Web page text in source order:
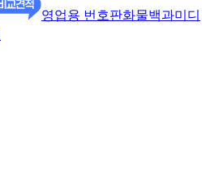
영업용 번호판화물백과미디